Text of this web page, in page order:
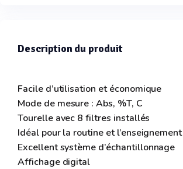
Description du produit
Facile d’utilisation et économique
Mode de mesure : Abs, %T, C
Tourelle avec 8 filtres installés
Idéal pour la routine et l’enseignement
Excellent système d’échantillonnage
Affichage digital